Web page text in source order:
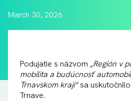
March 30, 2026
Podujatie s názvom „Región v
mobilita a budúcnosť
Trnavskom kraji“sa
Trnave.